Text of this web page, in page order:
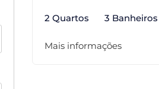
2 Quartos 3 Banheiros
Mais informações